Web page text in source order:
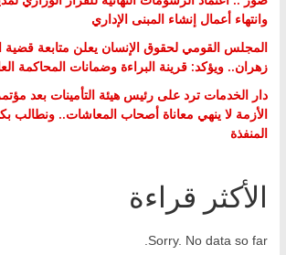
وانتهاء أعمال إنشاء المبنى الإداري
المجلس القومي لحقوق الإنسان يعلن متابعة قضية
زهران.. ويؤكد: قرينة البراءة وضمانات المحاكمة
دار الخدمات ترد على رئيس هيئة التأمينات بعد
الأزمة لا ينهي معاناة أصحاب المعاشات..
المنفذة
الأكثر قراءة
Sorry. No data so far.